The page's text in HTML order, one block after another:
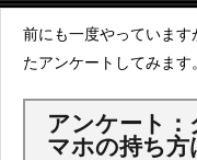
前にも一度やっています
たアンケートしてみます。
アンケート
マホの持ち方